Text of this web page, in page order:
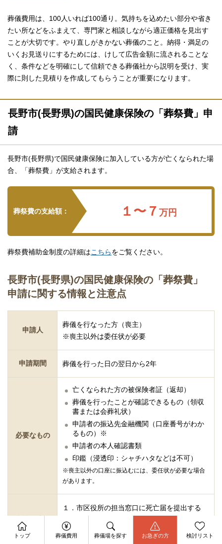
葬儀費用は、100人いれば100通り。気持ちを込めたい部分や省き
たい所などをふまえて、専門家と相談しながら適正価格を見出す
ことが大切です。やり直しがきかない葬儀のこと。納得・満足の
いくお見送りにするためには、けして広告金額に流されることな
く、条件などを明確にして信頼できる葬儀社から説明を受け、実
際に則した見積りを作成してもらうことが重要になります。
長野市(長野県)の国民健康保険の「葬祭費」申
請
長野市(長野県)で国民健康保険に加入している方が亡くなられた場
合、「葬祭費」が支給されます。
葬祭費の支給額： １〜７万円
葬祭費補助金制度の詳細はこちらをご覧ください。
長野市(長野県)の国民健康保険の「葬祭費」
申請に関する情報と注意点
申請人
葬儀を行なった方（喪主）
※喪主以外は委任状が必要
申請期間 葬儀を行った日の翌日から2年
必要なもの
亡くなられた方の被保険者証（返却）
葬儀を行ったことが確認できるもの（領収
書または会葬礼状）
申請者の振込先金融機関（口座番号がわか
るもの）※
申請者の本人確認書類
印鑑（浸透印：シャチハタなどは不可）
※喪主以外の口座に振込むには、委任状が必要な場合
があります。
１．市区役所の担当窓口に死亡届を提出する
３．口座に葬祭費が振り込まれたか確認する
トップ 葬儀費用 葬儀場を探す お急ぎの方 検討リスト
資料請求
お問合せ
今すぐ電話相談